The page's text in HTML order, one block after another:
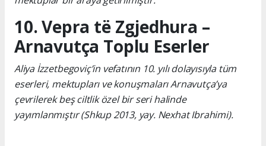
10. Vepra të Zgjedhura –
Arnavutça Toplu Eserler
Aliya İzzetbegoviç’in vefatının 10. yılı dolayısıyla tüm
eserleri, mektupları ve konuşmaları Arnavutça’ya
çevrilerek beş ciltlik özel bir seri halinde
yayımlanmıştır (Shkup 2013, yay. Nexhat Ibrahimi).